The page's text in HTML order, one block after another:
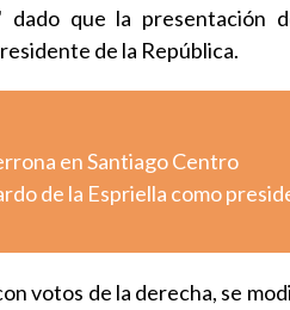
dado que la presentación
de la República.
en Santiago Centro
de la Espriella como
votos de la derecha, se